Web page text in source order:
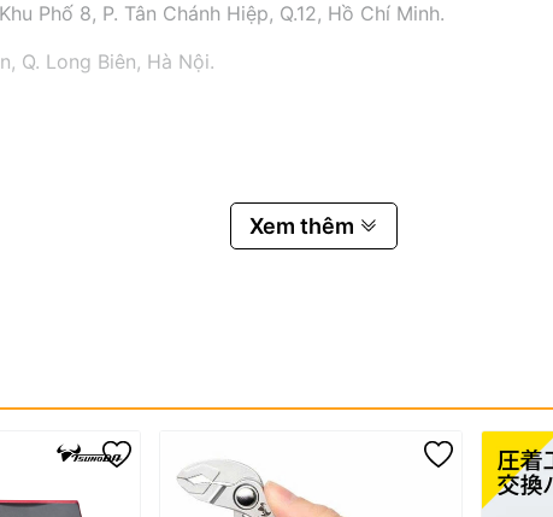
Phố 8, P. Tân Chánh Hiệp, Q.12, Hồ Chí Minh.
Q. Long Biên, Hà Nội.
Xem thêm